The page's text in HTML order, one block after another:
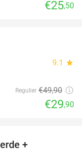
€25,50
9.1 star
Regulier €49,90
€29,90
+